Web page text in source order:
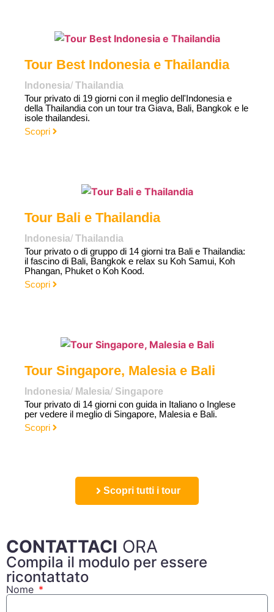
Tour Best Indonesia e Thailandia
Indonesia/ Thailandia
Tour privato di 19 giorni con il meglio dell'Indonesia e
della Thailandia con un tour tra Giava, Bali, Bangkok e le
isole thailandesi.
Scopri
Tour Bali e Thailandia
Indonesia/ Thailandia
Tour privato o di gruppo di 14 giorni tra Bali e Thailandia:
il fascino di Bali, Bangkok e relax su Koh Samui, Koh
Phangan, Phuket o Koh Kood.
Scopri
Tour Singapore, Malesia e Bali
Indonesia/ Malesia/ Singapore
Tour privato di 14 giorni con guida in Italiano o Inglese
per vedere il meglio di Singapore, Malesia e Bali.
Scopri
Scopri tutti i tour
CONTATTACI ORA
Compila il modulo per essere
ricontattato
Nome